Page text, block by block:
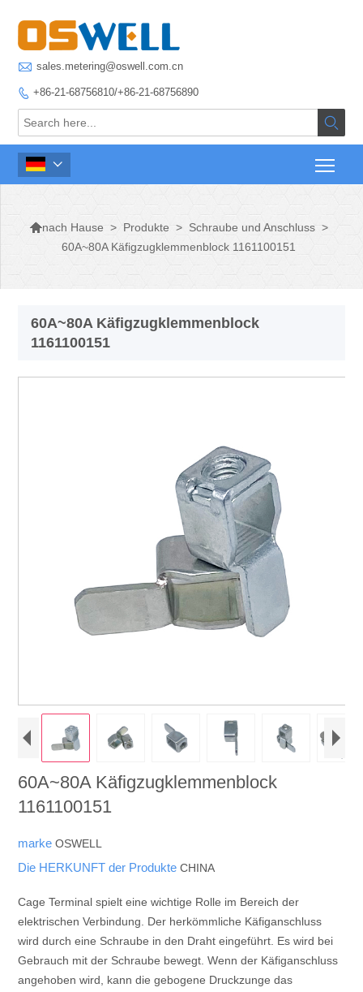
 sales.metering@oswell.com.cn
 +86-21-68756810/+86-21-68756890


nach Hause > Produkte > Schraube und Anschluss >
60A~80A Käfigzugklemmenblock 1161100151
60A~80A Käfigzugklemmenblock
1161100151
60A~80A Käfigzugklemmenblock
1161100151
markeOSWELL
Die HERKUNFT der ProdukteCHINA
Cage Terminal spielt eine wichtige Rolle im Bereich der
elektrischen Verbindung. Der herkömmliche Käfiganschluss
wird durch eine Schraube in den Draht eingeführt. Es wird bei
Gebrauch mit der Schraube bewegt. Wenn der Käfiganschluss
angehoben wird, kann die gebogene Druckzunge das